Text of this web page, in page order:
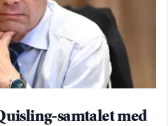
samtalet med